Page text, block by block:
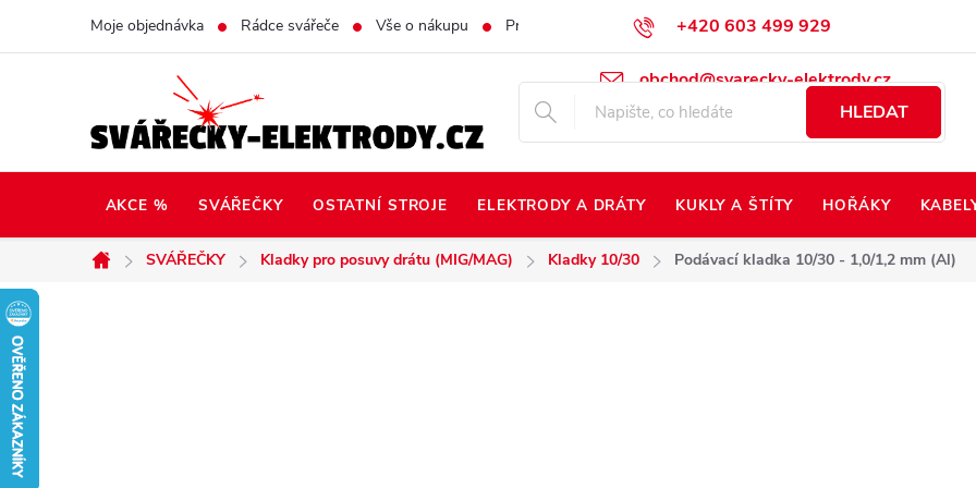
+420 603 499 929
obchod@svarecky-elektrody.cz
Moje objednávka Rádce svářeče Vše o nákupu Prodej na Slovensko Napište nám Kontakty
HLEDAT
AKCE % SVÁŘEČKY OSTATNÍ STROJE ELEKTRODY A DRÁTY KUKLY A ŠTÍTY HOŘÁKY
Domů
SVÁŘEČKY Kladky pro posuvy drátu (MIG/MAG) Kladky 10/30 Podávací kladka 10/30 - 1,0/1,2 mm (Al)